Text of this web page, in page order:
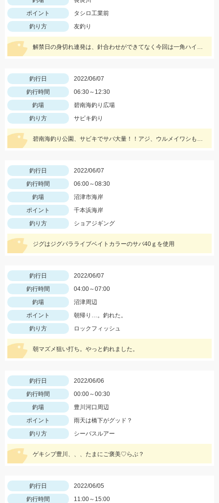
ポイント
タシロ工業前
釣り方
友釣り
解禁日の身切れ連発は、針合わせができてなく今回は一角ハイパーでバラシゼロでした。
釣行日
2022/06/07
釣行時間
06:30～12:30
釣場
碧南海釣り広場
釣り方
サビキ釣り
碧南海釣り公園、サビキでサバ大量！！アジ、ウルメイワシも釣れました！！ちょい投げではシロギス！！オススメ仕掛けは Tsulino 師崎沖限定船キス仕掛！！
釣行日
2022/06/07
釣行時間
06:00～08:30
釣場
沼津市海岸
ポイント
千本浜海岸
釣り方
ショアジギング
ジグはジグパラライブベイトカラーのサバ40ｇを使用
釣行日
2022/06/07
釣行時間
04:00～07:00
釣場
沼津周辺
ポイント
朝帰り…。釣れた。
釣り方
ロックフィッシュ
朝マズメ狙い打ち。やっと釣れました。
釣行日
2022/06/06
釣行時間
00:00～00:30
釣場
豊川河口周辺
ポイント
雨天は橋下がグッド？
釣り方
シーバスルアー
ゲキシブ豊川、、、たまにご褒美♡らぶ？
釣行日
2022/06/05
釣行時間
11:00～15:00